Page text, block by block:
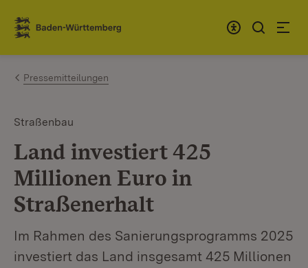
Zum Inhalt springen
Link zur Startseite
Pressemitteilungen
Straßenbau
Land investiert 425
Millionen Euro in
Straßenerhalt
Im Rahmen des Sanierungsprogramms 2025
investiert das Land insgesamt 425 Millionen